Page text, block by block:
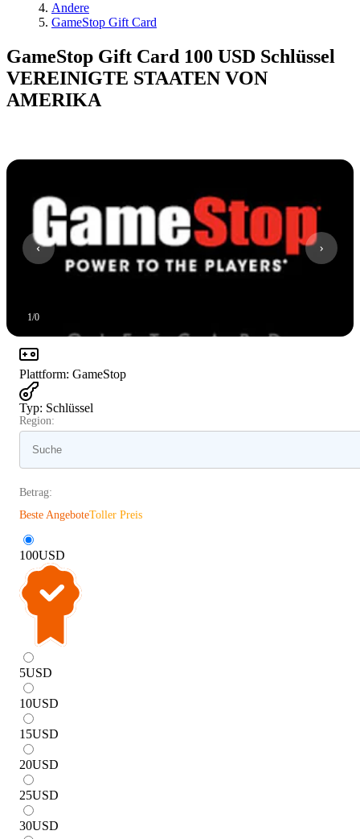
Andere
GameStop Gift Card
GameStop Gift Card 100 USD Schlüssel
VEREINIGTE STAATEN VON
AMERIKA
1/0
Plattform: GameStop
Typ: Schlüssel
Region:
Betrag:
Beste AngeboteToller Preis
100USD
5USD
10USD
15USD
20USD
25USD
30USD